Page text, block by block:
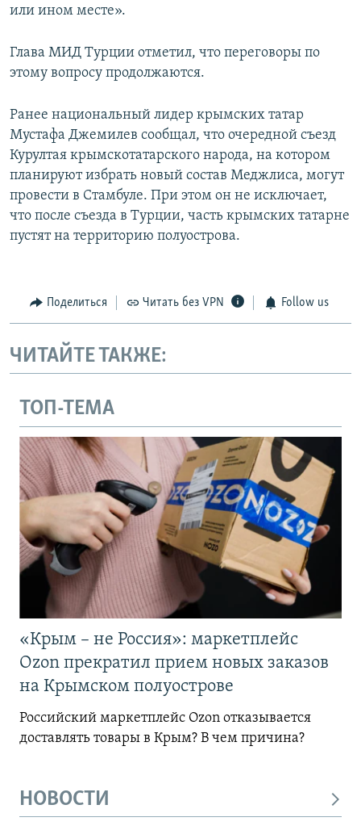
или ином месте».
Глава МИД Турции отметил, что переговоры по
этому вопросу продолжаются.
Ранее национальный лидер крымских татар
Мустафа Джемилев сообщал, что очередной съезд
Курултая крымскотатарского народа, на котором
планируют избрать новый состав Меджлиса, могут
провести в Стамбуле. При этом он не исключает,
что после съезда в Турции, часть крымских татарне
пустят на территорию полуострова.
Поделиться Читать без VPN Follow us
ЧИТАЙТЕ ТАКЖЕ:
ТОП-ТЕМА
«Крым – не Россия»: маркетплейс
Ozon прекратил прием новых заказов
на Крымском полуострове
Российский маркетплейс Ozon отказывается
доставлять товары в Крым? В чем причина?
НОВОСТИ